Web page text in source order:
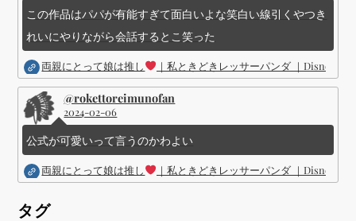
この作品はパパが有能すぎて面白いよな笑白い線引くやつき
れいにやりながら会話するとこ笑った
両親にとって娘は推し ｜私ときどきレッサーパンダ ｜Disney (
@rokettoreimunofan
2024-02-06
公式が可愛いって言うのかわよい
両親にとって娘は推し ｜私ときどきレッサーパンダ ｜Disney (
タグ